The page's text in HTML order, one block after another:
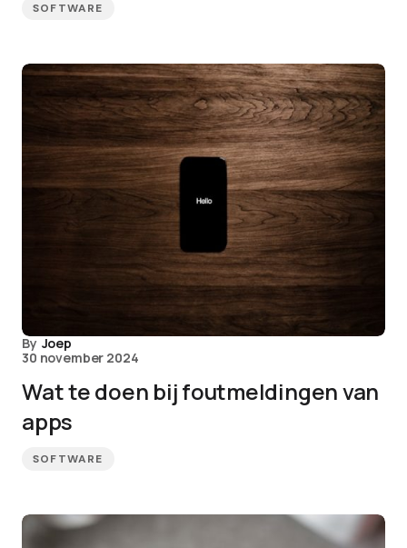
SOFTWARE
By Joep
30 november 2024
Wat te doen bij foutmeldingen van
apps
SOFTWARE